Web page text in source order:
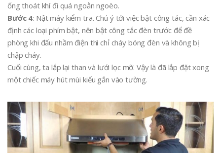
ống thoát khí đi quá ngoằn ngoèo.
Bước 4: Nật máy kiểm tra. Chú ý tới việc bật công tác, cần xác
định các loại phím bật, nên bật công tắc đèn trước để đề
phòng khi đấu nhầm điện thì chỉ cháy bóng đèn và không bị
chập cháy.
Cuối cùng, ta lắp lại than và lưới lọc mỡ. Vậy là đã lắp đặt xong
một chiếc máy hút mùi kiểu gắn vào tường.